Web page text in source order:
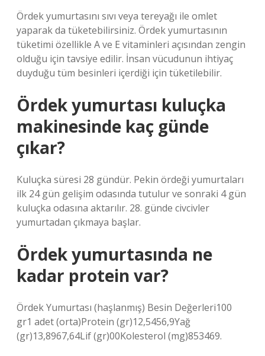
Ördek yumurtasını sıvı veya tereyağı ile omlet
yaparak da tüketebilirsiniz. Ördek yumurtasının
tüketimi özellikle A ve E vitaminleri açısından zengin
olduğu için tavsiye edilir. İnsan vücudunun ihtiyaç
duyduğu tüm besinleri içerdiği için tüketilebilir.
Ördek yumurtası kuluçka
makinesinde kaç günde
çıkar?
Kuluçka süresi 28 gündür. Pekin ördeği yumurtaları
ilk 24 gün gelişim odasında tutulur ve sonraki 4 gün
kuluçka odasına aktarılır. 28. günde civcivler
yumurtadan çıkmaya başlar.
Ördek yumurtasında ne
kadar protein var?
Ördek Yumurtası (haşlanmış) Besin Değerleri100
gr1 adet (orta)Protein (gr)12,5456,9Yağ
(gr)13,8967,64Lif (gr)00Kolesterol (mg)853469.